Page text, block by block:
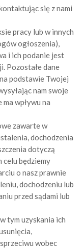
się z nami
pracy lub w innych
ogłoszenia),
i ich podanie jest
Pozostałe dane
podstawie Twojej
nam swoje
wpływu na
zawarte w
dochodzenia
dotyczą
celu będziemy
o nasz prawnie
dochodzeniu lub
przed sądami lub
tym uzyskania ich
wobec